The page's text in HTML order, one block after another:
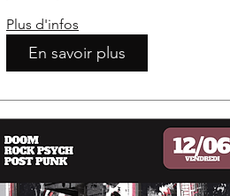
Plus d'infos
En savoir plus